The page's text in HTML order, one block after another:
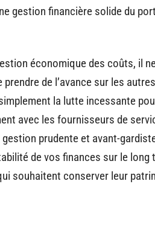
gestion financière solide du
économique des coûts, il
de l’avance sur les
la lutte incessante
avec les fournisseurs de
gestion prudente et avant-
de vos finances sur le
souhaitent conserver leur